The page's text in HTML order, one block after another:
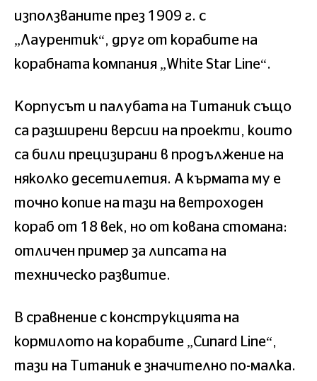
използваните през 1909 г. с
„Лаурентик“, друг от корабите на
корабната компания „White Star Line“.
Корпусът и палубата на Титаник също
са разширени версии на проекти, които
са били прецизирани в продължение на
няколко десетилетия. А кърмата му е
точно копие на тази на ветроходен
кораб от 18 век, но от кована стомана:
отличен пример за липсата на
техническо развитие.
В сравнение с конструкцията на
кормилото на корабите „Cunard Line“,
тази на Титаник е значително по-малка.